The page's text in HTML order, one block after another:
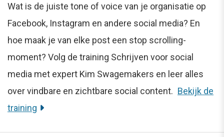
Wat is de juiste tone of voice van je organisatie op
Facebook, Instagram en andere social media? En
hoe maak je van elke post een stop scrolling-
moment? Volg de training Schrijven voor social
media met expert Kim Swagemakers en leer alles
over vindbare en zichtbare social content. Bekijk de
training